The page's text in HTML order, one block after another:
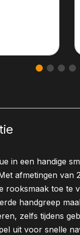
in een handige
afmetingen van
rooksmaak toe te
handgreep
zelfs tijdens
uit voor snelle